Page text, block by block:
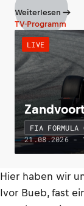
Weiterlesen
TV-Programm
LIVE
FIA FORMULA
21.08.2026 -
Hier haben wir
Ivor Bueb, fast